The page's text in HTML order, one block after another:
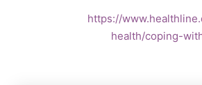
https://
health/coping-